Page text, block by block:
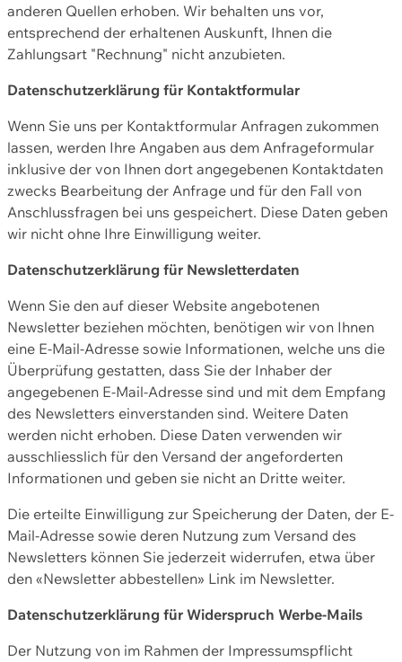
anderen Quellen erhoben. Wir behalten uns vor,
entsprechend der erhaltenen Auskunft, Ihnen die
Zahlungsart "Rechnung" nicht anzubieten.
Datenschutzerklärung für Kontaktformular
Wenn Sie uns per Kontaktformular Anfragen zukommen
lassen, werden Ihre Angaben aus dem Anfrageformular
inklusive der von Ihnen dort angegebenen Kontaktdaten
zwecks Bearbeitung der Anfrage und für den Fall von
Anschlussfragen bei uns gespeichert. Diese Daten geben
wir nicht ohne Ihre Einwilligung weiter.
Datenschutzerklärung für Newsletterdaten
Wenn Sie den auf dieser Website angebotenen
Newsletter beziehen möchten, benötigen wir von Ihnen
eine E-Mail-Adresse sowie Informationen, welche uns die
Überprüfung gestatten, dass Sie der Inhaber der
angegebenen E-Mail-Adresse sind und mit dem Empfang
des Newsletters einverstanden sind. Weitere Daten
werden nicht erhoben. Diese Daten verwenden wir
ausschliesslich für den Versand der angeforderten
Informationen und geben sie nicht an Dritte weiter.
Die erteilte Einwilligung zur Speicherung der Daten, der E-
Mail-Adresse sowie deren Nutzung zum Versand des
Newsletters können Sie jederzeit widerrufen, etwa über
den «Newsletter abbestellen» Link im Newsletter.
Datenschutzerklärung für Widerspruch Werbe-Mails
Der Nutzung von im Rahmen der Impressumspflicht